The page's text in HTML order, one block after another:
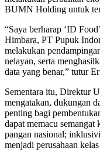
BUMN Holding untuk
“Saya berharap ‘ID
Himbara, PT Pupuk
melakukan
nelayan, serta
data yang benar,” tutur
Sementara itu, Direktur
mengatakan, dukungan
penting bagi
dapat memacu
pangan nasional;
menjadi perusahaan